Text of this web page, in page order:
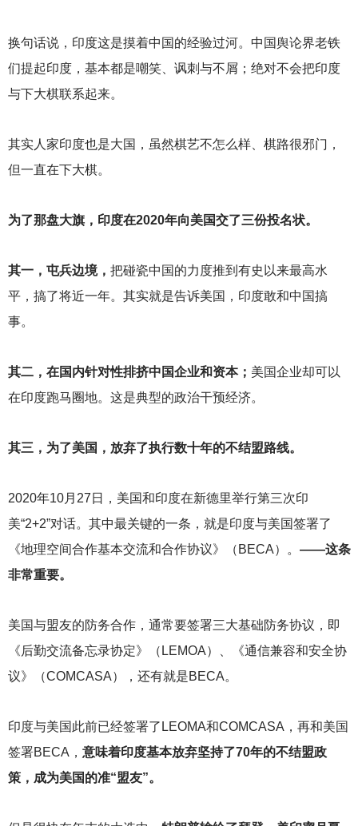
换句话说，印度这是摸着中国的经验过河。中国舆论界老铁
们提起印度，基本都是嘲笑、讽刺与不屑；绝对不会把印度
与下大棋联系起来。
其实人家印度也是大国，虽然棋艺不怎么样、棋路很邪门，
但一直在下大棋。
为了那盘大旗，印度在2020年向美国交了三份投名状。
其一，屯兵边境， 把碰瓷中国的力度推到有史以来最高水
平，搞了将近一年。其实就是告诉美国，印度敢和中国搞
事。
其二，在国内针对性排挤中国企业和资本； 美国企业却可以
在印度跑马圈地。这是典型的政治干预经济。
其三，为了美国，放弃了执行数十年的不结盟路线。
2020年10月27日，美国和印度在新德里举行第三次印
美“2+2”对话。其中最关键的一条，就是印度与美国签署了
《地理空间合作基本交流和合作协议》（BECA）。 ——这条
非常重要。
美国与盟友的防务合作，通常要签署三大基础防务协议，即
《后勤交流备忘录协定》（LEMOA）、《通信兼容和安全协
议》（COMCASA），还有就是BECA。
印度与美国此前已经签署了LEOMA和COMCASA，再和美国
签署BECA， 意味着印度基本放弃坚持了70年的不结盟政
策，成为美国的准“盟友”。